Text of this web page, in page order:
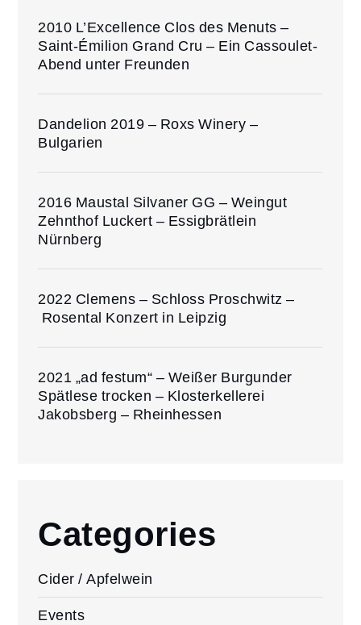
2010 L’Excellence Clos des Menuts –
Saint-Émilion Grand Cru – Ein Cassoulet-
Abend unter Freunden
Dandelion 2019 – Roxs Winery –
Bulgarien
2016 Maustal Silvaner GG – Weingut
Zehnthof Luckert – Essigbrätlein
Nürnberg
2022 Clemens – Schloss Proschwitz –
Rosental Konzert in Leipzig
2021 „ad festum“ – Weißer Burgunder
Spätlese trocken – Klosterkellerei
Jakobsberg – Rheinhessen
Categories
Cider / Apfelwein
Events